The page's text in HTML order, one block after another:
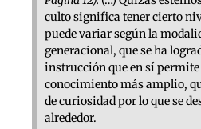
culto significa tener cierto
puede variar según la
generacional, que se ha
instrucción que en sí permite
conocimiento más amplio,
de curiosidad por lo que se
alrededor.